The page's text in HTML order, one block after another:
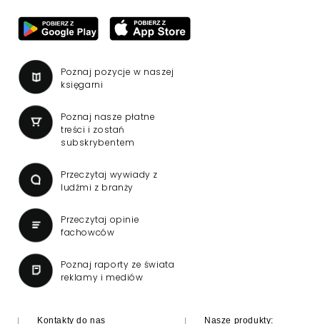
Poznaj pozycje w naszej
księgarni
Poznaj nasze płatne
treści i zostań
subskrybentem
Przeczytaj wywiady z
ludźmi z branży
Przeczytaj opinie
fachowców
Poznaj raporty ze świata
reklamy i mediów
Kontakty do nas Nasze produkty: